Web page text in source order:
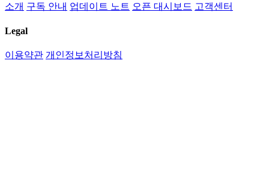
소개 구독 안내 업데이트 노트 오픈 대시보드 고객센터
Legal
이용약관 개인정보처리방침